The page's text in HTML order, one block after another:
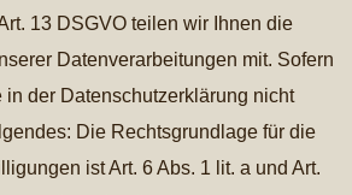
13 DSGVO teilen wir Ihnen die
Datenverarbeitungen mit. Sofern
der Datenschutzerklärung nicht
Die Rechtsgrundlage für die
ist Art. 6 Abs. 1 lit. a und Art.